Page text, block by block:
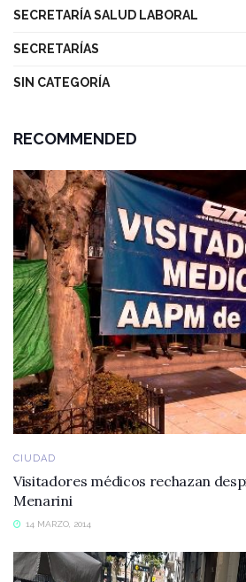
SECRETARÍA SALUD LABORAL
SECRETARÍAS
SIN CATEGORÍA
RECOMMENDED
CIUDAD
Visitadores médicos rechazan
Menarini
14 MARZO, 2014